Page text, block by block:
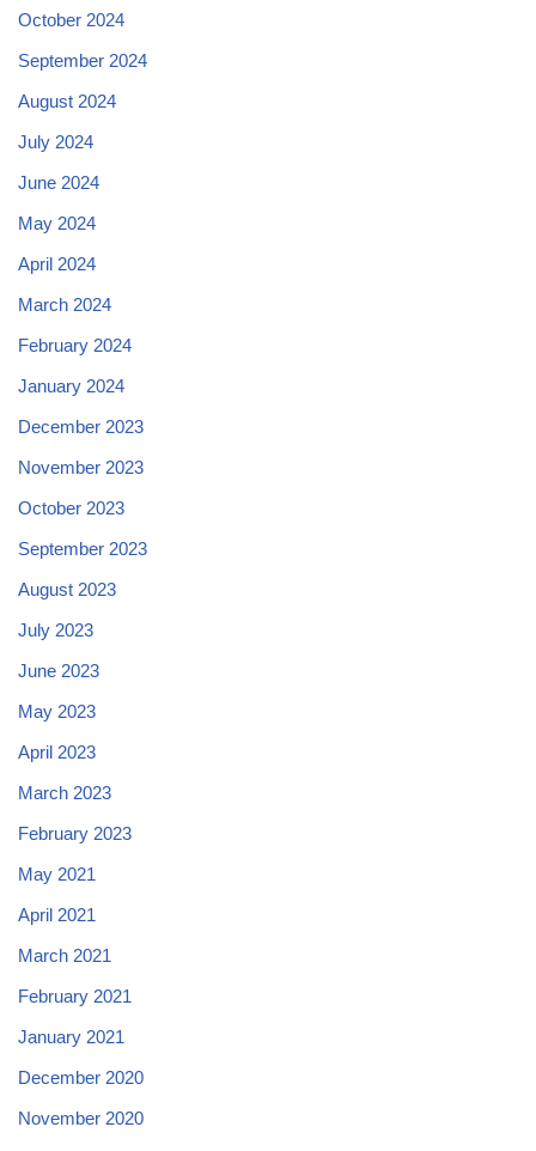
October 2024
September 2024
August 2024
July 2024
June 2024
May 2024
April 2024
March 2024
February 2024
January 2024
December 2023
November 2023
October 2023
September 2023
August 2023
July 2023
June 2023
May 2023
April 2023
March 2023
February 2023
May 2021
April 2021
March 2021
February 2021
January 2021
December 2020
November 2020